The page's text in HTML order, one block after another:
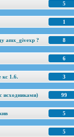
5
1
8
amx_givexp ?
6
3
кс 1.6.
99
исходниками)
5
5